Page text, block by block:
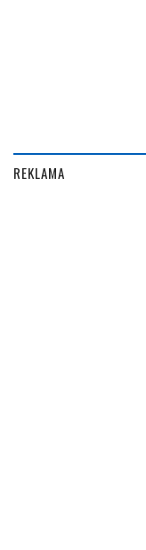
REKLAMA